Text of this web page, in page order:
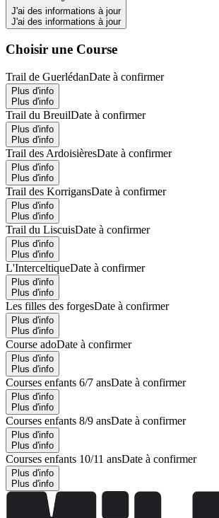
J'ai des informations à jour
J'ai des informations à jour
Choisir une Course
Trail de GuerlédanDate à confirmer
Plus d'info
Plus d'info
Trail du BreuilDate à confirmer
Plus d'info
Plus d'info
Trail des ArdoisièresDate à confirmer
Plus d'info
Plus d'info
Trail des KorrigansDate à confirmer
Plus d'info
Plus d'info
Trail du LiscuisDate à confirmer
Plus d'info
Plus d'info
L'InterceltiqueDate à confirmer
Plus d'info
Plus d'info
Les filles des forgesDate à confirmer
Plus d'info
Plus d'info
Course adoDate à confirmer
Plus d'info
Plus d'info
Courses enfants 6/7 ansDate à confirmer
Plus d'info
Plus d'info
Courses enfants 8/9 ansDate à confirmer
Plus d'info
Plus d'info
Courses enfants 10/11 ansDate à confirmer
Plus d'info
Plus d'info